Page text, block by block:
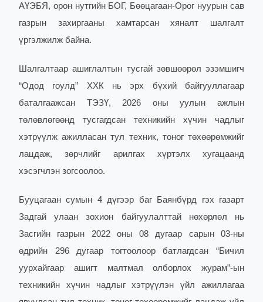
АҮЭБЯ, орон нутгийн БОГ, Бөөцагаан-Орог нуурын сав
газрын захиргааны хамтарсан хяналт шалгалт
үргэлжилж байна.
Шалгалтаар ашиглалтын тусгай зөвшөөрөл эзэмшигч
“Одод гоулд” ХХК нь эрх бүхий байгууллагаар
баталгаажсан ТЭЗҮ, 2026 оны уулын ажлын
төлөвлөгөөнд тусгагдсан техникийн хүчин чадлыг
хэтрүүлж ажилласан тул техник, тоног төхөөрөмжийг
лацдаж, зөрчлийг арилгах хүртэлх хугацаанд
хэсэгчлэн зогсоолоо.
Бууцагаан сумын 4 дүгээр баг Баянбүрд гэх газарт
Задгай улаан зохион байгуулалттай нөхөрлөл нь
Засгийн газрын 2022 оны 08 дугаар сарын 03-ны
өдрийн 296 дугаар тогтоолоор батлагдсан “Бичил
уурхайгаар ашигт малтмал олборлох журам”-ын
техникийн хүчин чадлыг хэтрүүлэн үйл ажиллагаа